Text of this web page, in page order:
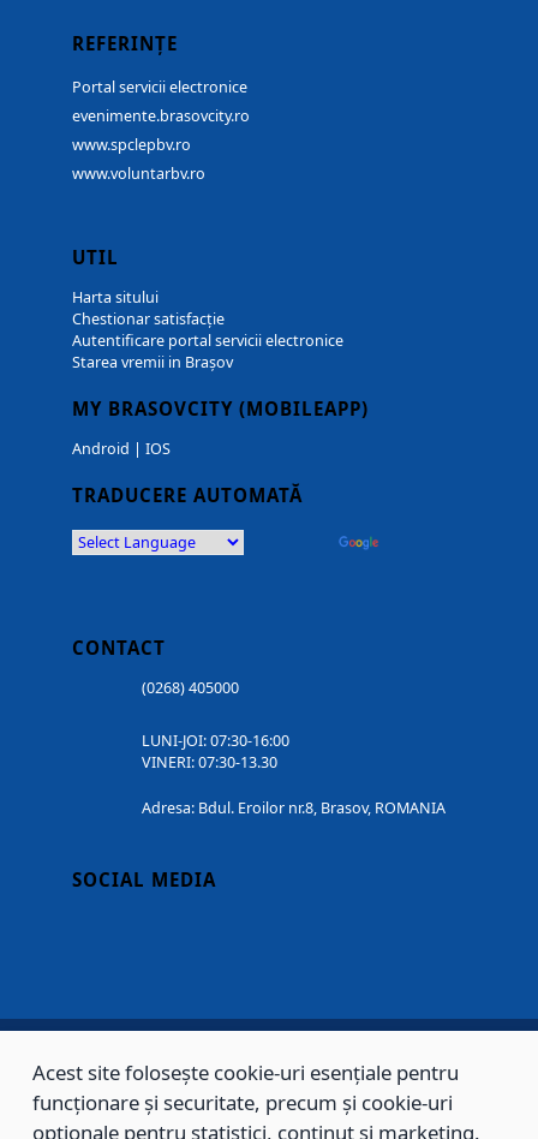
REFERINȚE
Portal servicii electronice
evenimente.brasovcity.ro
www.spclepbv.ro
www.voluntarbv.ro
UTIL
Harta sitului
Chestionar satisfacție
Autentificare portal servicii electronice
Starea vremii in Brașov
MY BRASOVCITY (MOBILEAPP)
Android | IOS
TRADUCERE AUTOMATĂ
CONTACT
(0268) 405000
LUNI-JOI: 07:30-16:00
VINERI: 07:30-13.30
Adresa: Bdul. Eroilor nr.8, Brasov, ROMANIA
SOCIAL MEDIA
Copyright © 2002 - 2026 - PRIMĂRIA MUNICIPIULUI BRAȘOV, toate drepturile
rezervate.
Acest site folosește cookie-uri esențiale pentru
funcționare și securitate, precum și cookie-uri
opționale pentru statistici, conținut și marketing.